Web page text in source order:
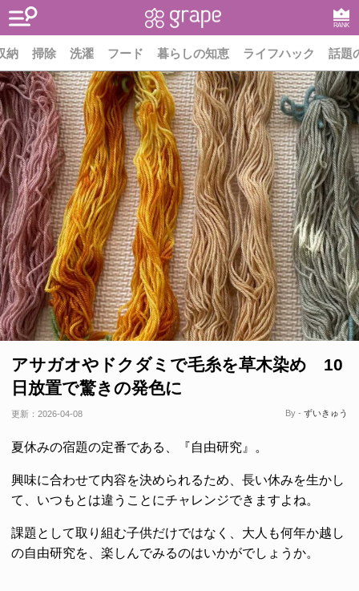
RANK
納 掃除 洗濯 フード 暮らしの知恵 ライフハック 話題
アサガオやドクダミで毛糸を草木染め 10
日放置で驚きの発色に
更新： 2026-04-08 By - ずいきゅう
夏休みの宿題の定番である、『自由研究』。
興味に合わせて内容を決められるため、長い休みを生かし
て、いつもとは違うことにチャレンジできますよね。
課題として取り組む子供だけではなく、大人も何年か越し
の自由研究を、楽しんでみるのはいかがでしょうか。